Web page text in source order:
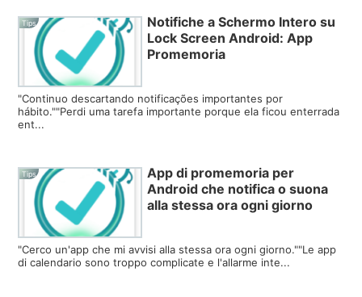
Tips
Notifiche a Schermo Intero su
Lock Screen Android: App
Promemoria
"Continuo descartando notificações importantes por
hábito.""Perdi uma tarefa importante porque ela ficou enterrada
ent...
Tips
App di promemoria per
Android che notifica o suona
alla stessa ora ogni giorno
"Cerco un'app che mi avvisi alla stessa ora ogni giorno.""Le app
di calendario sono troppo complicate e l'allarme inte...